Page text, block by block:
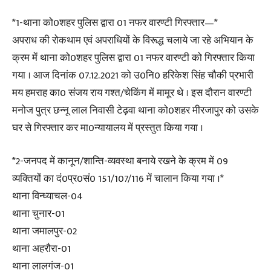
*1-थाना को0शहर पुलिस द्वारा 01 नफर वारण्टी गिरफ्तार—*
अपराध की रोकथाम एवं अपराधियों के विरूद्ध चलाये जा रहे अभियान के
क्रम में थाना को0शहर पुलिस द्वारा 01 नफर वारण्टी को गिरफ्तार किया
गया । आज दिनांक 07.12.2021 को उ0नि0 हरिकेश सिंह चौकी प्रभारी
मय हमराह का0 संजय राय गश्त/चेकिंग में मामूर थे । इस दौरान वारण्टी
मनोज पुत्र छन्नू लाल निवासी टेढ़वा थाना को0शहर मीरजापुर को उसके
घर से गिरफ्तार कर मा0न्यायालय में प्रस्तुत किया गया ।
*2-जनपद में कानून/शान्ति-व्यवस्था बनाये रखने के क्रम में 09
व्यक्तियों का दं0प्र0सं0 151/107/116 में चालान किया गया ।*
थाना विन्ध्याचल-04
थाना चुनार-01
थाना जमालपुर-02
थाना अहरौरा-01
थाना लालगंज-01